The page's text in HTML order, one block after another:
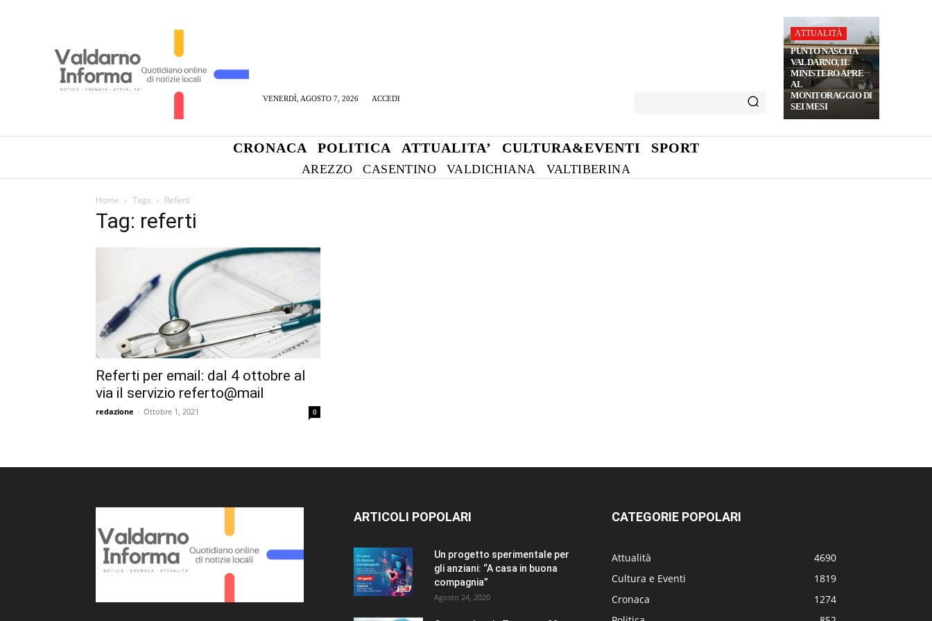
VENERDÌ, AGOSTO 7, 2026 ACCEDI
ATTUALITÀ
PUNTO NASCITA
VALDARNO, IL
MINISTERO APRE
AL
MONITORAGGIO DI
SEI MESI
CRONACA POLITICA ATTUALITA’ CULTURA&EVENTI SPORT
AREZZO CASENTINO VALDICHIANA VALTIBERINA
Home Tags Referti
Tag: referti
Referti per email: dal 4 ottobre al
via il servizio referto@mail
redazione - Ottobre 1, 2021 0
ARTICOLI POPOLARI
Un progetto sperimentale per
gli anziani: “A casa in buona
compagnia”
Agosto 24, 2020
CATEGORIE POPOLARI
Attualità
4690
Cultura e Eventi
1819
Cronaca
1274